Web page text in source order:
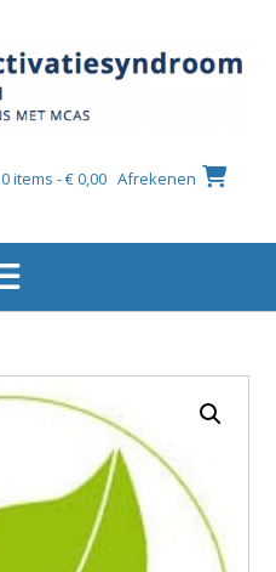
0 items - € 0,00 Afrekenen